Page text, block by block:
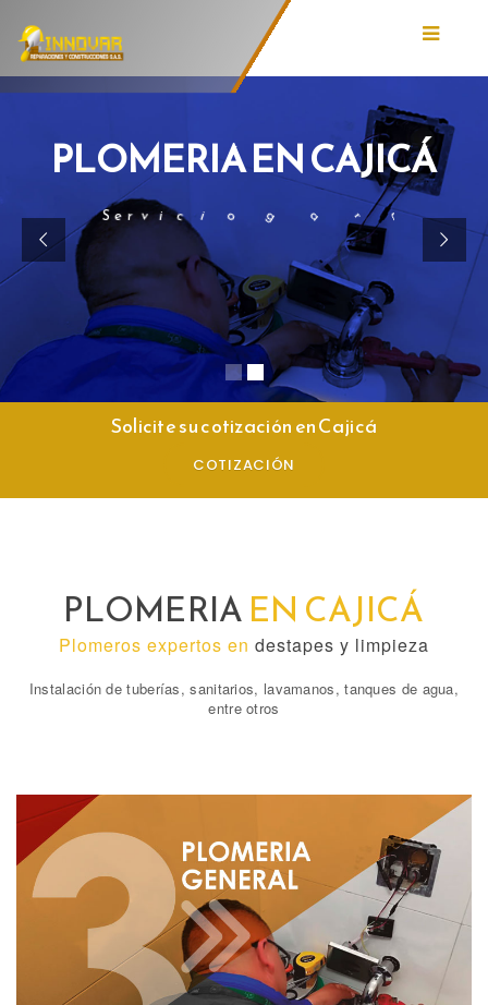
PLOMERIA EN CAJICÁ
Serv ciogarant za oc éc sc itado s
Solicite su cotización en Cajicá
COTIZACIÓN
PLOMERIAEN CAJICÁ
Plomeros expertos en destapes y limpieza
Instalación de tuberías, sanitarios, lavamanos, tanques de agua,
entre otros